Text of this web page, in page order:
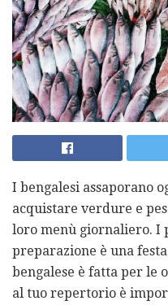
I bengalesi assaporano
acquistare verdure e
loro menù giornaliero. I
preparazione è una
bengalese è fatta per le
al tuo repertorio è